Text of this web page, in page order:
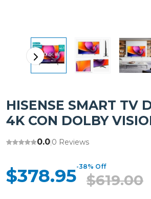
HISENSE SMART TV
4K CON DOLBY
0.0|0 Reviews
$378.95-38% Off
$619.00